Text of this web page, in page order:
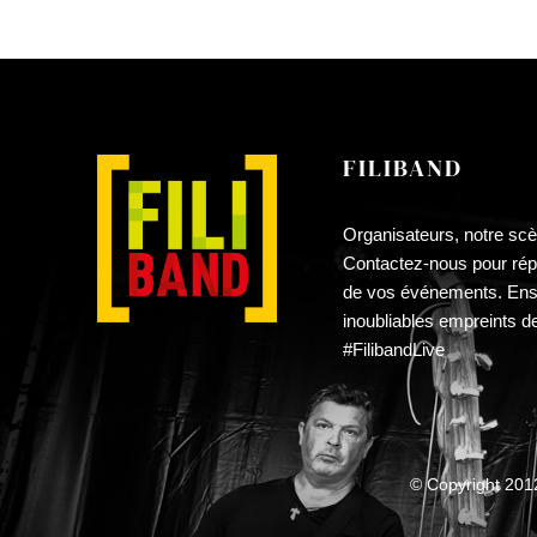
£30.00
FILIBAND
Organisateurs, notre
Contactez-nous pour
de vos événements.
inoubliables empreints
#FilibandLive
© Copyright